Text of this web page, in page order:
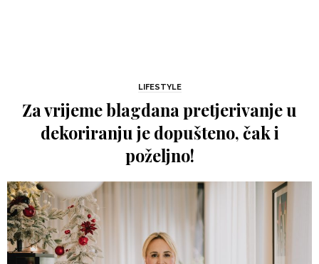
LIFESTYLE
Za vrijeme blagdana pretjerivanje u
dekoriranju je dopušteno, čak i
poželjno!